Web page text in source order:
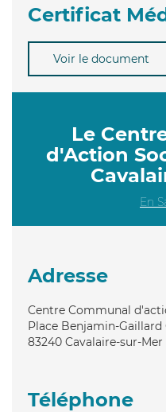
Certificat
Voir le document
Le
d'Action
En
Adresse
Centre Communal
Place Benjamin-Gaillard
83240 Cavalaire-sur-Mer
Téléphone